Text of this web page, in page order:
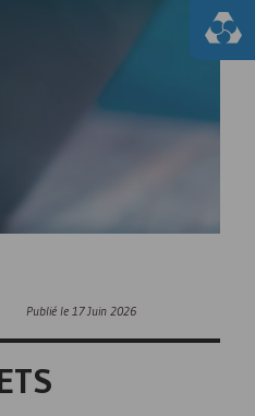
Publié le 17 Juin 2026